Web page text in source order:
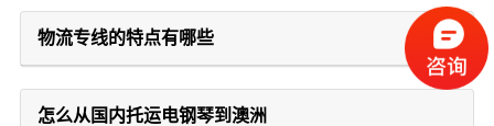
物流专线的特点有哪些
怎么从国内托运电钢琴到澳洲